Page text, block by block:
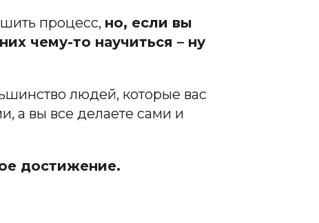
процесс, но, если вы
чему-то научиться – ну
людей, которые вас
а вы все делаете сами и
достижение.